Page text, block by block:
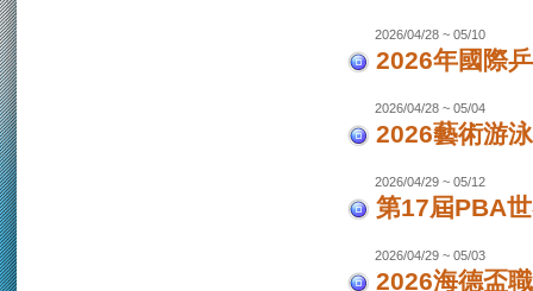
2026/04/28 ~ 05/10
2026年國際
2026/04/28 ~ 05/04
2026藝術游
2026/04/29 ~ 05/12
第17屆PBA
2026/04/29 ~ 05/03
2026海德盃